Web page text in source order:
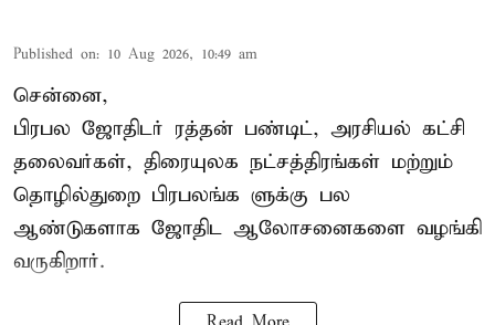
Published on: 10 Aug 2026, 10:49 am
சென்னை,
பிரபல ஜோதிடர் ரத்தன் பண்டிட், அரசியல் கட்சி
தலைவர்கள், திரையுலக நட்சத்திரங்கள் மற்றும்
தொழில்துறை பிரபலங்க ளுக்கு பல
ஆண்டுகளாக ஜோதிட ஆலோசனைகளை வழங்கி
வருகிறார்.